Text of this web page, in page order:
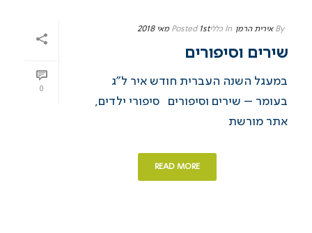
0
By אירית הרמן In כללי Posted 1st מאי 2018
שירים וסיפורים
במעגל השנה העברית חודש איר ל”ג
בעומר – שירים וסיפורים סיפורי ילדים,
אתר מורשת
READ MORE